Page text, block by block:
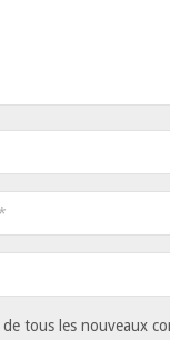
tous les nouveaux